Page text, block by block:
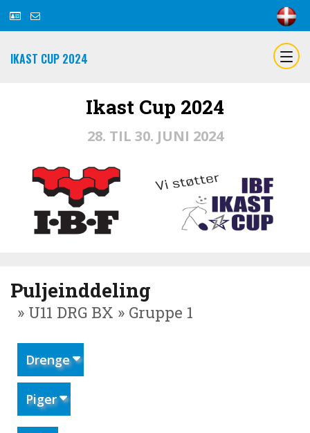
IKAST CUP 2024
Ikast Cup 2024
28. TIL 30. JUNI 2024
Puljeinddeling
» U11 DRG BX » Gruppe 1
Drenge
Piger